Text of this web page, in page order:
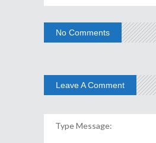
No Comments
Leave A Comment